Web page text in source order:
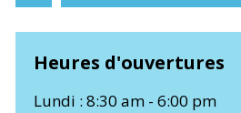
Heures d'ouvertures
Lundi : 8:30 am - 6:00 pm